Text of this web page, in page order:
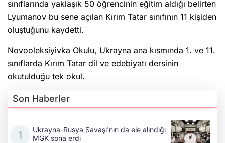
sınıflarında yaklaşık 50 öğrencinin eğitim aldığı belirten
Lyumanov bu sene açılan Kırım Tatar sınıfının 11 kişiden
oluştuğunu kaydetti.
Novooleksiyivka Okulu, Ukrayna ana kısmında 1. ve 11.
sınıflarda Kırım Tatar dil ve edebiyatı dersinin
okutulduğu tek okul.
Son Haberler
Ukrayna-Rusya Savaşı'nın da ele alındığı
MGK sona erdi